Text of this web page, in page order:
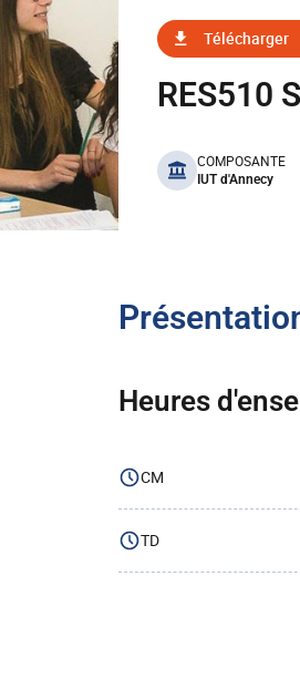
Télécharger
RES510
benefits
COMPOSANTE
IUT d'Annecy
Heures
CM
TD